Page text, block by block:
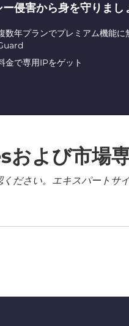
侵害から身を守りまし
数年プランでプレミアム機能
金で専用IPをゲット
よび市場
ださい。エキスパートサ